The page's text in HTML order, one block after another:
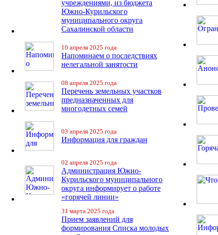
учреждениями, из бюджета
Южно-Курильского
муниципального округа
Сахалинской области
10 апреля 2025 года
Напоминаем о последствиях
нелегальной занятости
08 апреля 2025 года
Перечень земельных участков
предназначенных для
многодетных семей
03 апреля 2025 года
Информация для граждан
02 апреля 2025 года
Администрация Южно-
Курильского муниципального
округа информирует о работе
«горячей линии»
31 марта 2025 года
Прием заявлений для
формирования Списка молодых